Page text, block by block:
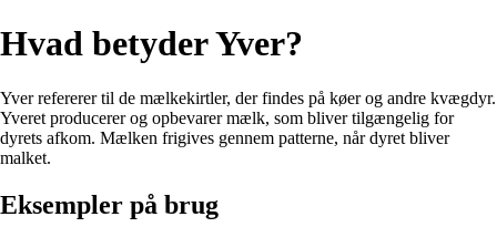
Hvad betyder Yver?
Yver refererer til de mælkekirtler, der findes på køer og andre kvægdyr.
Yveret producerer og opbevarer mælk, som bliver tilgængelig for
dyrets afkom. Mælken frigives gennem patterne, når dyret bliver
malket.
Eksempler på brug